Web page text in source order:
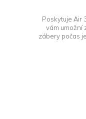
Poskytuje Air
vám umožní
zábery počas